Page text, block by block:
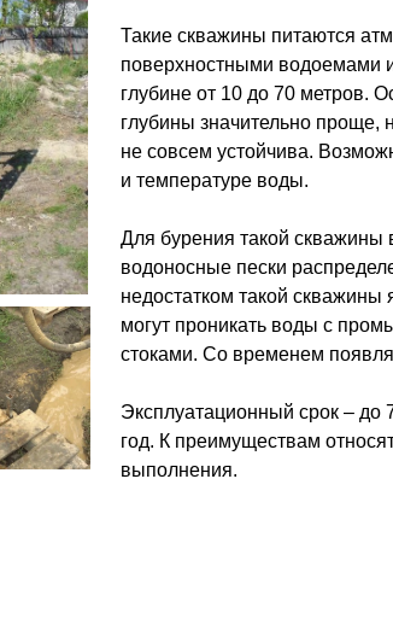
Такие скважины питаются
поверхностными водоемами
глубине от 10 до 70 метров.
глубины значительно проще,
не совсем устойчива.
и температуре воды.
Для бурения такой скважины
водоносные пески
недостатком такой скважины
могут проникать воды с
стоками. Со временем
Эксплуатационный срок – до
год. К преимуществам
выполнения.